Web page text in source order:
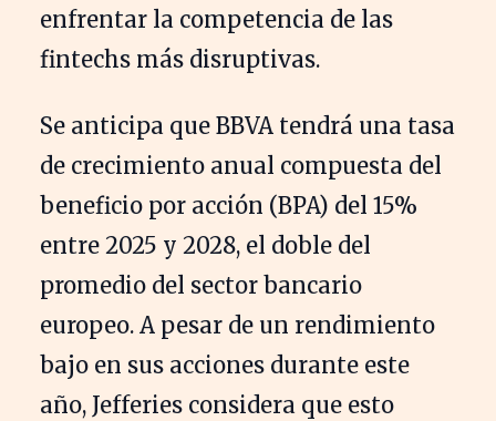
enfrentar la competencia de las
fintechs más disruptivas.
Se anticipa que BBVA tendrá una tasa
de crecimiento anual compuesta del
beneficio por acción (BPA) del 15%
entre 2025 y 2028, el doble del
promedio del sector bancario
europeo. A pesar de un rendimiento
bajo en sus acciones durante este
año, Jefferies considera que esto